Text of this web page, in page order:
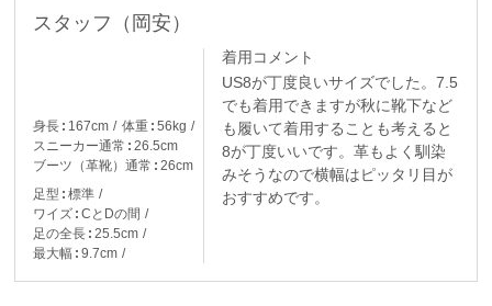
スタッフ（岡安）
身長 167cm 体重
56kg
スニーカー通常
26.5cm
ブーツ（革靴）通常
26cm
足型
標準
ワイズ
CとDの間
足の全長
25.5cm
最大幅
9.7cm
着用コメント
US8が丁度良いサイズでした。7.5
でも着用できますが秋に靴下など
も履いて着用することも考えると
8が丁度いいです。革もよく馴染
みそうなので横幅はピッタリ目が
おすすめです。